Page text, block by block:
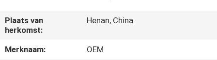
ONS
FABRIEKSREIS
Plaats van
herkomst:
Henan, China
Merknaam:
OEM